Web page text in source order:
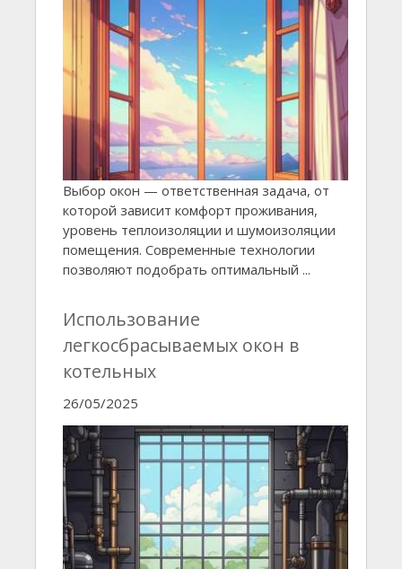
Выбор окон — ответственная задача, от
которой зависит комфорт проживания,
уровень теплоизоляции и шумоизоляции
помещения. Современные технологии
позволяют подобрать оптимальный ...
Использование
легкосбрасываемых окон в
котельных
26/05/2025